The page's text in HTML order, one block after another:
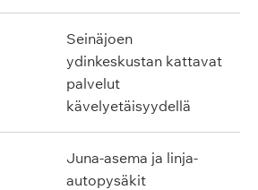
Seinäjoen
ydinkeskustan kattavat
palvelut
kävelyetäisyydellä
Juna-asema ja linja-
autopysäkit